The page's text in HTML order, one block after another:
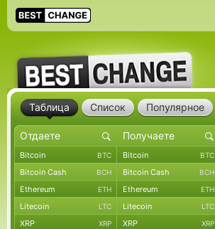
Таблица Список Популярное
Bitcoin BTC Bitcoin BTC
Bitcoin Cash BCH Bitcoin Cash BCH
Ethereum ETH Ethereum ETH
Litecoin LTC Litecoin LTC
XRP XRP XRP XRP